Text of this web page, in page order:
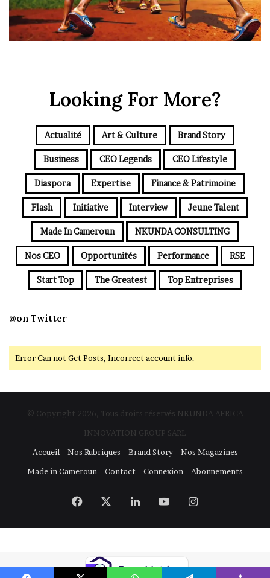
Looking For More?
Actualité Art & Culture Brand Story
Business CEO Legends CEO Lifestyle
Diaspora Expertise Finance & Patrimoine
Flash Initiative Interview Jeune Talent
Made In Cameroun NKUNDA CONSULTING
Nos CEO Opportunités Performance RSE
Start Top The Greatest Top Entreprises
@on Twitter
Error Can not Get Posts, Incorrect account info.
© Copyright 2026, Tous droits réservés NKUNDA AFRICA
INNOVATION GROUP SARL
Accueil
Nos Rubriques Brand Story
Nos Magazines
Made in Cameroun
Contact Connexion Abonnements
Facebook LinkedinYouTubeInstagram